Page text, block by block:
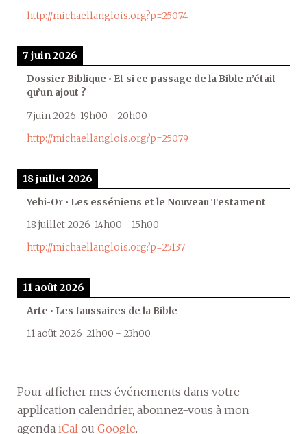
http://michaellanglois.org?p=25074
7 juin 2026
Dossier Biblique • Et si ce passage de la Bible n’était
qu’un ajout ?
7 juin 2026 19h00 - 20h00
http://michaellanglois.org?p=25079
18 juillet 2026
Yehi-Or • Les esséniens et le Nouveau Testament
18 juillet 2026 14h00 - 15h00
http://michaellanglois.org?p=25137
11 août 2026
Arte • Les faussaires de la Bible
11 août 2026 21h00 - 23h00
Pour afficher mes événements dans votre
application calendrier, abonnez-vous à mon
agenda iCal ou Google.